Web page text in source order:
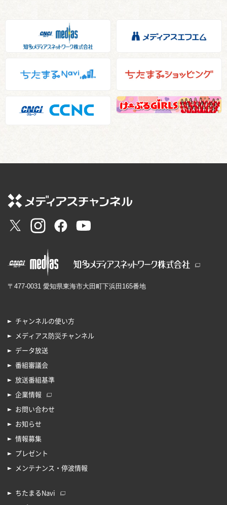
〒477-0031 愛知県東海市大田町下浜田165番地
チャンネルの使い方
メディアス防災チャンネル
データ放送
番組審議会
放送番組基準
企業情報
お問い合わせ
お知らせ
情報募集
プレゼント
メンテナンス・停波情報
ちたまるNavi